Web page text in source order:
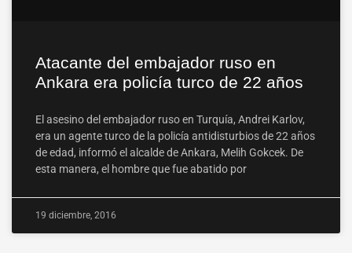
Atacante del embajador ruso en
Ankara era policía turco de 22 años
El asesino del embajador ruso en Turquía, Andrei Karlov,
era un agente turco de la policía antidisturbios de 22 años
de edad, informó el alcalde de Ankara, Melih Gokcek. De
esta manera, el hombre que fue abatido por
19 diciembre, 2016